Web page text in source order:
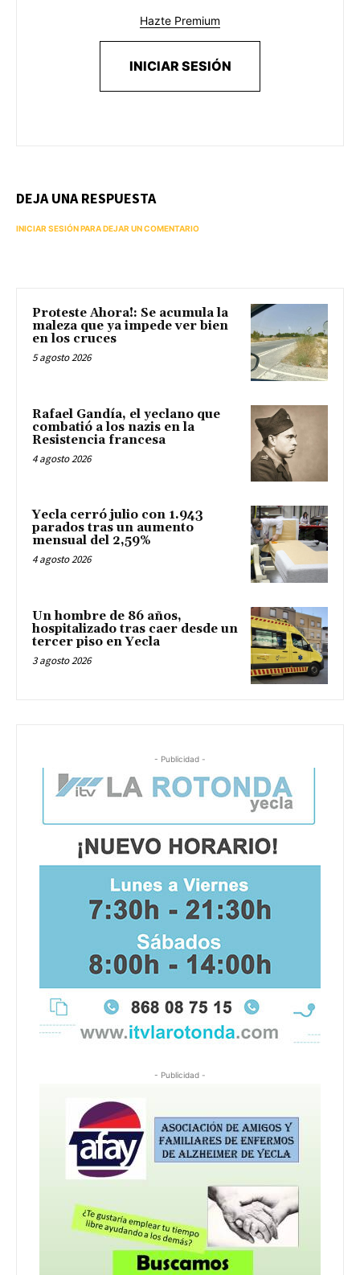
Hazte Premium
INICIAR SESIÓN
DEJA UNA RESPUESTA
INICIAR SESIÓN PARA DEJAR UN COMENTARIO
Proteste Ahora!: Se acumula la
maleza que ya impede ver bien
en los cruces
5 agosto 2026
Rafael Gandía, el yeclano que
combatió a los nazis en la
Resistencia francesa
4 agosto 2026
Yecla cerró julio con 1.943
parados tras un aumento
mensual del 2,59%
4 agosto 2026
Un hombre de 86 años,
hospitalizado tras caer desde un
tercer piso en Yecla
3 agosto 2026
- Publicidad -
- Publicidad -